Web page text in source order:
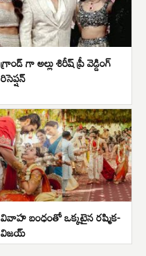
గ్రాండ్ గా అల్లు శిరీష్ ప్రీ వెడ్డింగ్
రిసెప్షన్
వివాహ బంధంతో ఒక్కటైన రష్మిక-
విజయ్